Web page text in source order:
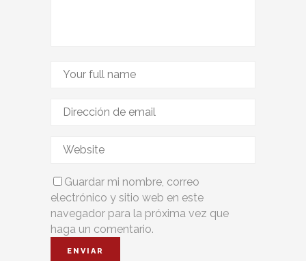
Guardar mi nombre, correo
electrónico y sitio web en este
navegador para la próxima vez que
haga un comentario.